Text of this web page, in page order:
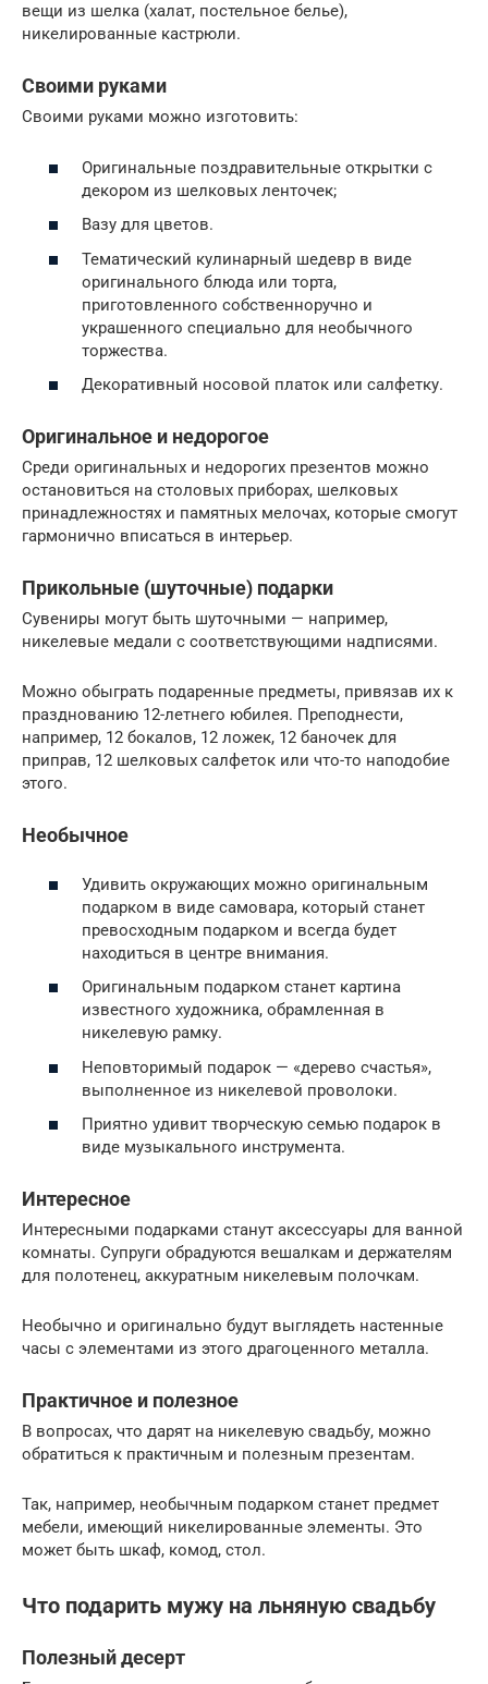
вещи из шелка (халат, постельное белье),
никелированные кастрюли.
Своими руками
Своими руками можно изготовить:
Оригинальные поздравительные открытки с
декором из шелковых ленточек;
Вазу для цветов.
Тематический кулинарный шедевр в виде
оригинального блюда или торта,
приготовленного собственноручно и
украшенного специально для необычного
торжества.
Декоративный носовой платок или салфетку.
Оригинальное и недорогое
Среди оригинальных и недорогих презентов можно
остановиться на столовых приборах, шелковых
принадлежностях и памятных мелочах, которые смогут
гармонично вписаться в интерьер.
Прикольные (шуточные) подарки
Сувениры могут быть шуточными — например,
никелевые медали с соответствующими надписями.
Можно обыграть подаренные предметы, привязав их к
празднованию 12-летнего юбилея. Преподнести,
например, 12 бокалов, 12 ложек, 12 баночек для
приправ, 12 шелковых салфеток или что-то наподобие
этого.
Необычное
Удивить окружающих можно оригинальным
подарком в виде самовара, который станет
превосходным подарком и всегда будет
находиться в центре внимания.
Оригинальным подарком станет картина
известного художника, обрамленная в
никелевую рамку.
Неповторимый подарок — «дерево счастья»,
выполненное из никелевой проволоки.
Приятно удивит творческую семью подарок в
виде музыкального инструмента.
Интересное
Интересными подарками станут аксессуары для ванной
комнаты. Супруги обрадуются вешалкам и держателям
для полотенец, аккуратным никелевым полочкам.
Необычно и оригинально будут выглядеть настенные
часы с элементами из этого драгоценного металла.
Практичное и полезное
В вопросах, что дарят на никелевую свадьбу, можно
обратиться к практичным и полезным презентам.
Так, например, необычным подарком станет предмет
мебели, имеющий никелированные элементы. Это
может быть шкаф, комод, стол.
Что подарить мужу на льняную свадьбу
Полезный десерт